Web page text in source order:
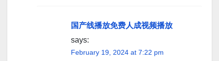
国产线播放免费人成视频播放
says:
February 19, 2024 at 7:22 pm